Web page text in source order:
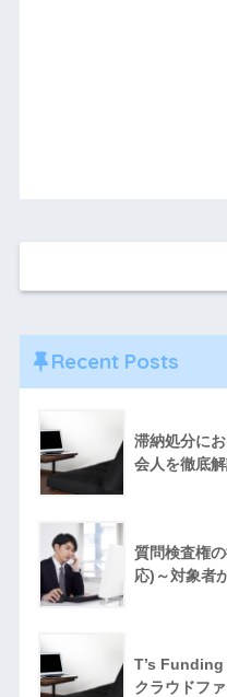
Recent Posts
滞納処分に
会人を徹底
質問検査権
応)～対象者
T’s Funding
クラウドフ